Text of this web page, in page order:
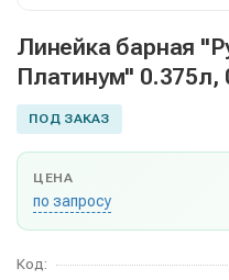
Линейка барная
Платинум" 0.375л,
ПОД ЗАКАЗ
ЦЕНА
по запросу
Код: